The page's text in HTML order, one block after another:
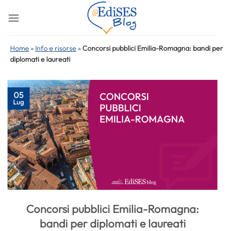
Home » Info e risorse »Concorsi pubblici Emilia-Romagna: bandi per
diplomati e laureati
05
Lug
Concorsi pubblici Emilia-Romagna:
bandi per diplomati e laureati